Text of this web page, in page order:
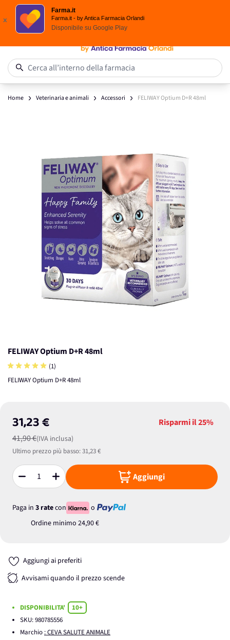
Spedizione
x
Farma.it
Farma.it - by Antica Farmacia Orlandi
Disponibile su Google Play
Salta al contenuto
Cerca all’interno della farmacia
Home Veterinaria e animali Accessori FELIWAY Optium D+R 48ml
FELIWAY Optium D+R 48ml
(1)
FELIWAY Optium D+R 48ml
31,23 €
41,90 €(IVA inclusa)
Risparmi il25%
Ultimo prezzo più basso:31,23 €
Quantità Aggiungi
Paga in 3 ratecon
o
Ordine minimo 24,90 €
Aggiungi ai preferiti
Avvisami quando il prezzo scende
DISPONIBILITA'
10+
SKU:980785556
Marchio : CEVA SALUTE ANIMALE